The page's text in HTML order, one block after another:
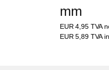
mm
EUR4,95 TVA
EUR5,89 TVA